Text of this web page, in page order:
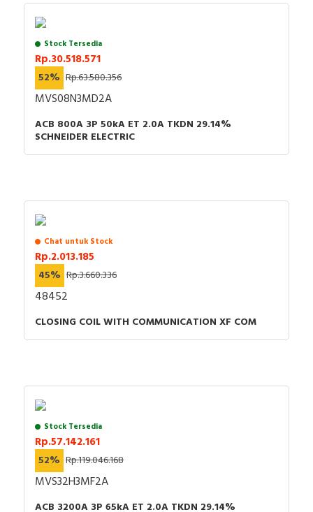
Stock Tersedia
Rp.30.518.571
52% Rp.63.580.356
MVS08N3MD2A
ACB 800A 3P 50kA ET 2.0A TKDN 29.14%
SCHNEIDER ELECTRIC
Chat untuk Stock
Rp.2.013.185
45% Rp.3.660.336
48452
CLOSING COIL WITH COMMUNICATION XF COM
Stock Tersedia
Rp.57.142.161
52% Rp.119.046.168
MVS32H3MF2A
ACB 3200A 3P 65kA ET 2.0A TKDN 29.14%